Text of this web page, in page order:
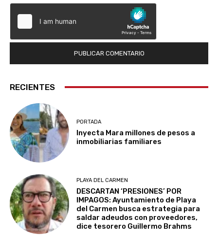
RECIENTES
PORTADA
Inyecta Mara millones de pesos a
inmobiliarias familiares
PLAYA DEL CARMEN
DESCARTAN ‘PRESIONES’ POR
IMPAGOS: Ayuntamiento de Playa
del Carmen busca estrategia para
saldar adeudos con proveedores,
dice tesorero Guillermo Brahms